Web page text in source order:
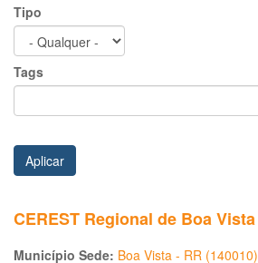
Tipo
Tags
Aplicar
CEREST Regional de Boa Vista
Município Sede: Boa Vista - RR (140010)